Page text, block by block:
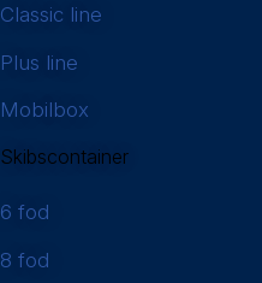
Classic line
Plus line
Mobilbox
Skibscontainer
6 fod
8 fod